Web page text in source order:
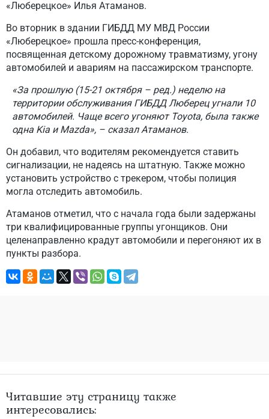
«Люберецкое» Илья Атаманов.
Во вторник в здании ГИБДД МУ МВД России
«Люберецкое» прошла пресс-конференция,
посвященная детскому дорожному травматизму, угону
автомобилей и авариям на пассажирском транспорте.
«За прошлую (15-21 октября – ред.) неделю на
территории обслуживания ГИБДД Люберец угнали 10
автомобилей. Чаще всего угоняют Toyota, была также
одна Kia и Mazda», – сказал Атаманов.
Он добавил, что водителям рекомендуется ставить
сигнализации, не надеясь на штатную. Также можно
установить устройство с трекером, чтобы полиция
могла отследить автомобиль.
Атаманов отметил, что с начала года были задержаны
три квалифицированные группы угонщиков. Они
целенаправленно крадут автомобили и перегоняют их в
пункты разбора.
Читавшие эту страницу также
интересовались: